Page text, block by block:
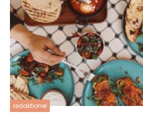
redaktionel